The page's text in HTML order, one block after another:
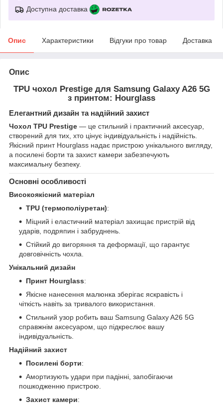
Доступна доставка
Опис Характеристики Відгуки про товар Доставка
Опис
TPU чохол Prestige для Samsung Galaxy A26 5G
з принтом: Hourglass
Елегантний дизайн та надійний захист
Чохол TPU Prestige — це стильний і практичний аксесуар,
створений для тих, хто цінує індивідуальність і надійність.
Якісний принт Hourglass надає пристрою унікального вигляду,
а посилені борти та захист камери забезпечують
максимальну безпеку.
Основні особливості
Високоякісний матеріал
TPU (термополіуретан):
Міцний і еластичний матеріал захищає пристрій від
ударів, подряпин і забруднень.
Стійкий до вигоряння та деформації, що гарантує
довговічність чохла.
Унікальний дизайн
Принт Hourglass:
Якісне нанесення малюнка зберігає яскравість і
чіткість навіть за тривалого використання.
Стильний узор робить ваш Samsung Galaxy A26 5G
справжнім аксесуаром, що підкреслює вашу
індивідуальність.
Надійний захист
Посилені борти:
Амортизують удари при падінні, запобігаючи
пошкодженню пристрою.
Захист камери: